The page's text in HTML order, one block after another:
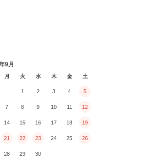
9月
月 火 水 木 金 土
1 2 3 4 5
7 8 9 10 11 12
14 15 16 17 18 19
21 22 23 24 25 26
28 29 30